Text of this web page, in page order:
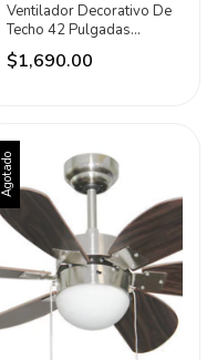
Ventilador Decorativo De
Techo 42 Pulgadas
Negro Katoa 1.067 M
60hz Blanco Madera 4
$1,690.00
Agotado